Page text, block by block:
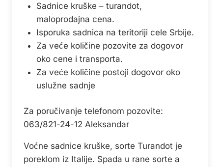
Sadnice kruške – turandot,
maloprodajna cena.
Isporuka sadnica na teritoriji cele Srbije.
Za veće količine pozovite za dogovor
oko cene i transporta.
Za veće količine postoji dogovor oko
uslužne sadnje
Za poručivanje telefonom pozovite:
063/821-24-12 Aleksandar
Voćne sadnice kruške, sorte Turandot je
poreklom iz Italije. Spada u rane sorte a